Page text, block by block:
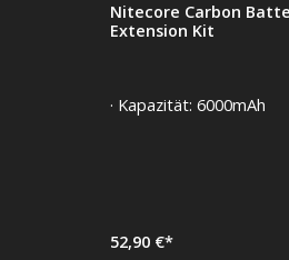
Nitecore Carbon
Extension Kit
· Kapazität: 6000mAh
52,90 €*